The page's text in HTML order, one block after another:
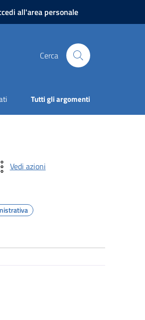
all'area personale
Cerca
Tutti gli argomenti
Vedi azioni